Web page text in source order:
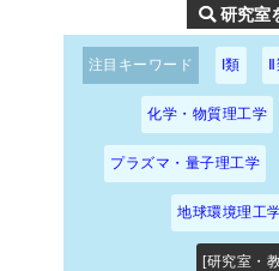
注目キーワード I類
化学・物質理工学
プラズマ・量子理工学
地球環境理工
[研究室・